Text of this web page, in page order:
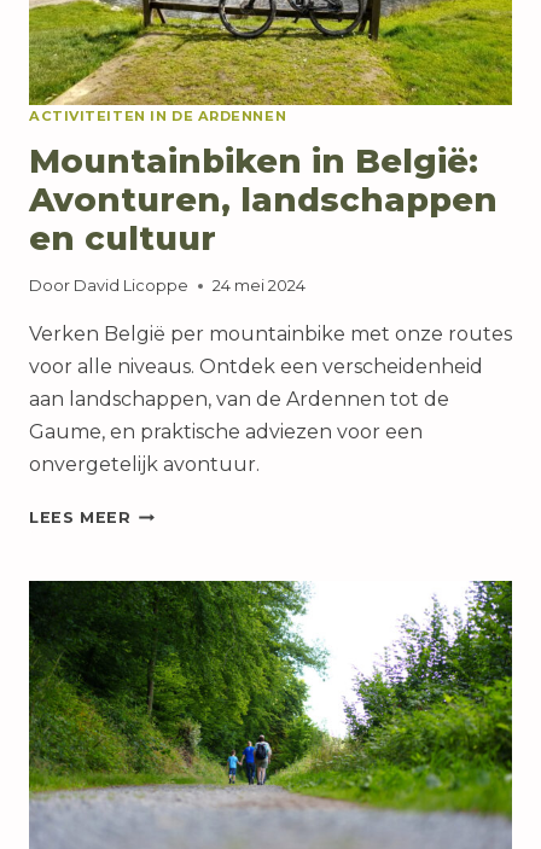
ACTIVITEITEN IN DE ARDENNEN
Mountainbiken in België:
Avonturen, landschappen
en cultuur
Door David Licoppe 24 mei 2024
Verken België per mountainbike met onze routes
voor alle niveaus. Ontdek een verscheidenheid
aan landschappen, van de Ardennen tot de
Gaume, en praktische adviezen voor een
onvergetelijk avontuur.
LEES MEER MOUNTAINBIKEN
AVONTUREN,
LANDSCHAPPEN
EN
CULTUUR